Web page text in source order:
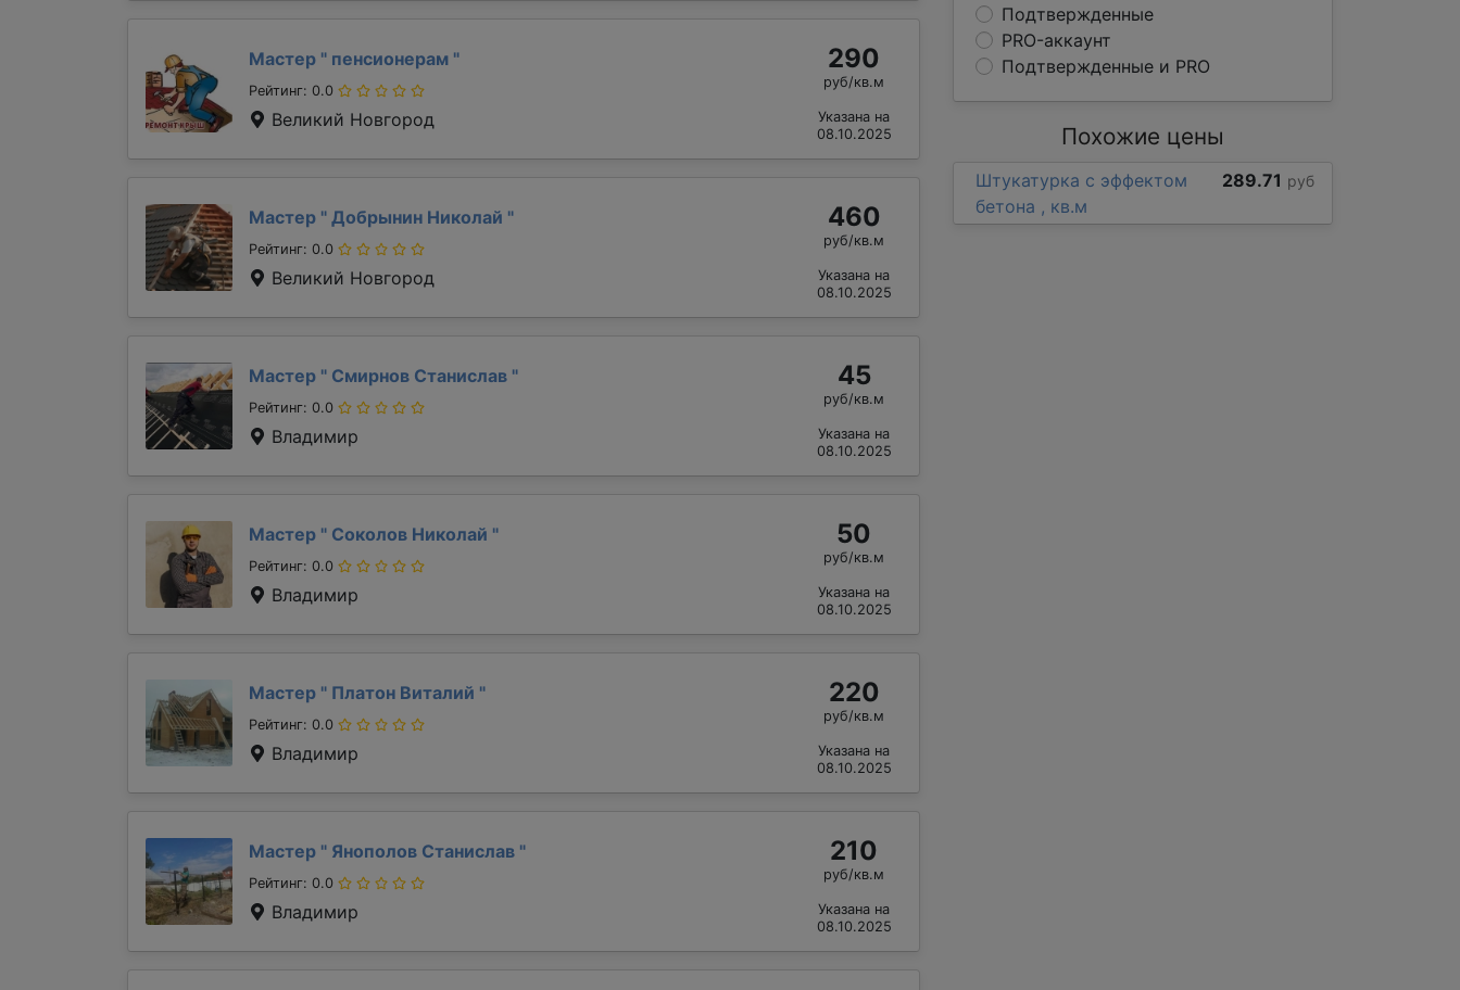
Подтвержденные
PRO-аккаунт
Подтвержденные и PRO
Мастер " пенсионерам "
Рейтинг: 0.0
Великий Новгород
290
руб/кв.м
Указана на
08.10.2025
Мастер " Добрынин Николай "
Рейтинг: 0.0
Великий Новгород
460
руб/кв.м
Указана на
08.10.2025
Мастер " Смирнов Станислав "
Рейтинг: 0.0
Владимир
45
руб/кв.м
Указана на
08.10.2025
Мастер " Соколов Николай "
Рейтинг: 0.0
Владимир
50
руб/кв.м
Указана на
08.10.2025
Мастер " Платон Виталий "
Рейтинг: 0.0
Владимир
220
руб/кв.м
Указана на
08.10.2025
Мастер " Янополов Станислав "
Рейтинг: 0.0
Владимир
210
руб/кв.м
Указана на
08.10.2025
Похожие цены
Штукатурка с эффектом
бетона , кв.м
289.71 руб